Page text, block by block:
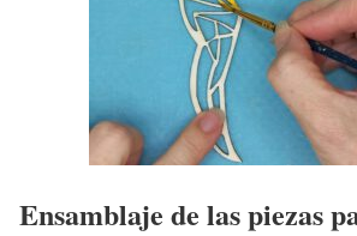
Ensamblaje de las piezas